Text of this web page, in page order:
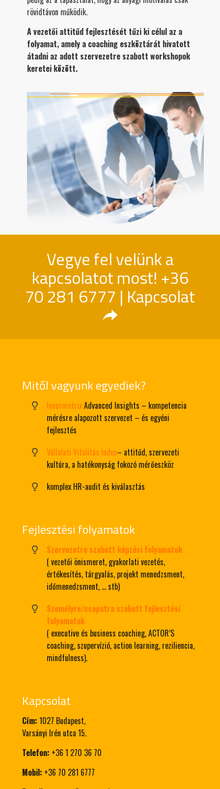
rövidtávon működik.
A vezetői attitűd fejlesztését tűzi ki célul az a
folyamat, amely a coaching eszköztárát hivatott
átadni az adott szervezetre szabott workshopok
keretei között.
Vegye fel velünk a
kapcsolatot most! +36
70 281 6777 | Kapcsolat
Mitől vagyunk egyediek?
InnermetrixAdvanced Insights – kompetencia
mérésre alapozott szervezet – és egyéni
fejlesztés
Vállalati Vitalítás Index– attitűd, szervezeti
kultúra, a hatékonyság fokozó mérőeszköz
komplex HR-audit és kiválasztás
Fejlesztési folyamatok
Szervezetre szabott képzési folyamatok
( vezetői önismeret, gyakorlati vezetés,
értékesítés, tárgyalás, projekt menedzsment,
időmenedzsment, … stb)
Személyre/csapatra szabott fejlesztési
folyamatok
( executive és business coaching, ACTOR’S
coaching, szupervízió, action learning, reziliencia,
mindfulness).
Kapcsolat
Cím: 1027 Budapest,
Varsányi Irén utca 15.
Telefon: +36 1 270 36 70
Mobil: +36 70 281 6777